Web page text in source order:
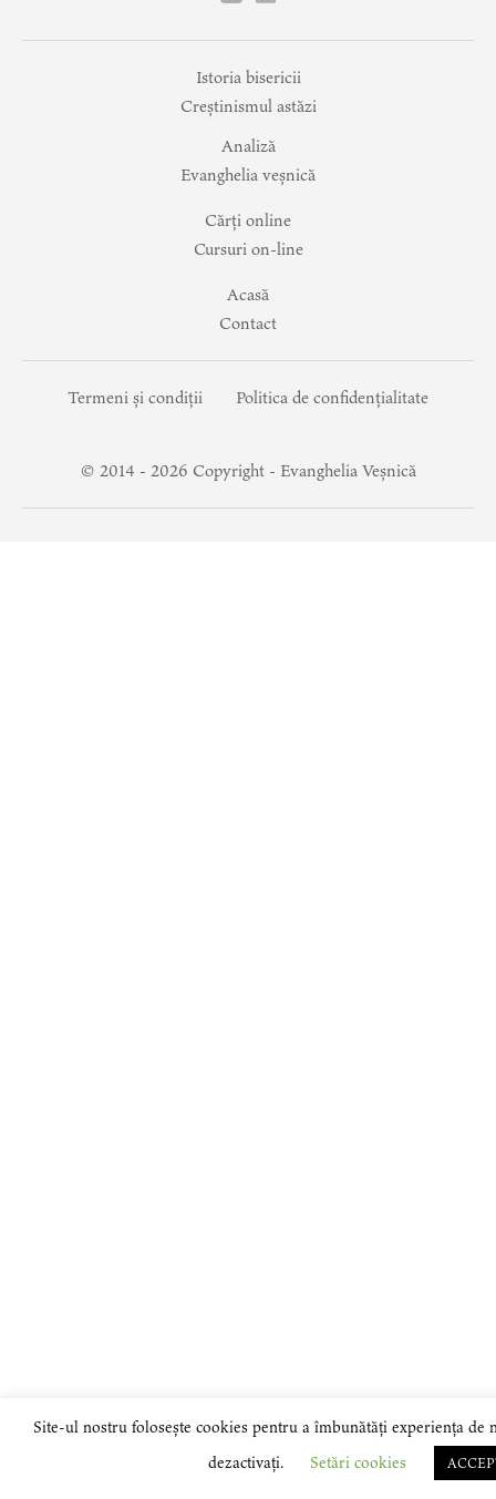
Istoria bisericii
Creștinismul astăzi
Analiză
Evanghelia veșnică
Cărți online
Cursuri on-line
Acasă
Contact
© 2014 - 2026 Copyright - Evanghelia Veșnică
Termeni și condiții Politica de confidențialitate
Site-ul nostru folosește cookies pentru a îmbunătăți experiența de
dezactivați.
Setări cookies